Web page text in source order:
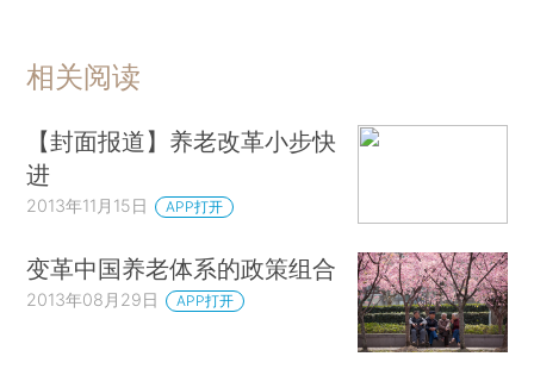
相关阅读
【封面报道】养老改革小步快
进
2013年11月15日 APP打开
变革中国养老体系的政策组合
2013年08月29日 APP打开